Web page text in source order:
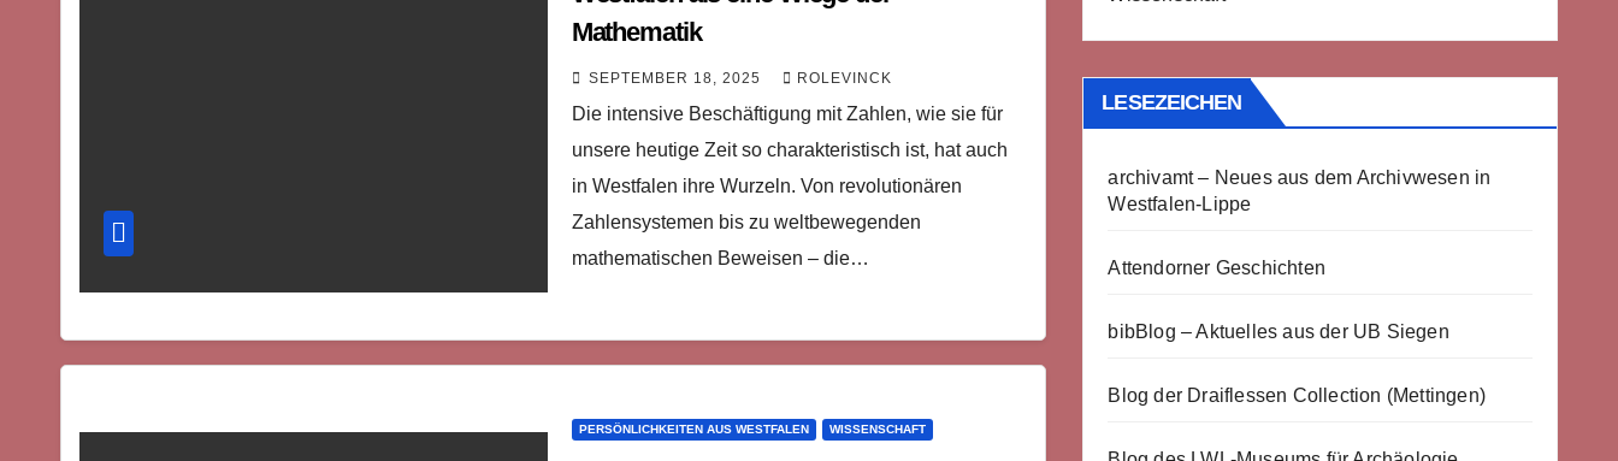
Mathematik
SEPTEMBER 18, 2025 ROLEVINCK
Die intensive Beschäftigung mit Zahlen, wie sie für
unsere heutige Zeit so charakteristisch ist, hat auch
in Westfalen ihre Wurzeln. Von revolutionären
Zahlensystemen bis zu weltbewegenden
mathematischen Beweisen – die…
PERSÖNLICHKEITEN AUS WESTFALEN WISSENSCHAFT
LESEZEICHEN
archivamt – Neues aus dem Archivwesen in
Westfalen-Lippe
Attendorner Geschichten
bibBlog – Aktuelles aus der UB Siegen
Blog der Draiflessen Collection (Mettingen)